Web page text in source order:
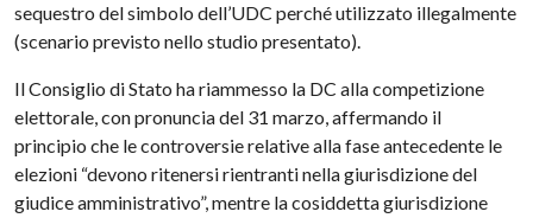
sequestro del simbolo dell’UDC perché utilizzato illegalmente
(scenario previsto nello studio presentato).
Il Consiglio di Stato ha riammesso la DC alla competizione
elettorale, con pronuncia del 31 marzo, affermando il
principio che le controversie relative alla fase antecedente le
elezioni “devono ritenersi rientranti nella giurisdizione del
giudice amministrativo”, mentre la cosiddetta giurisdizione